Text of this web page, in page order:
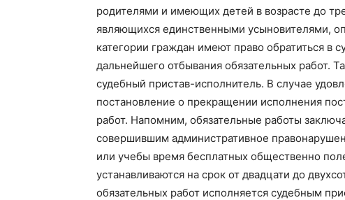
родителями и имеющих детей в возрасте до
являющихся единственными усыновителями,
категории граждан имеют право обратиться в
дальнейшего отбывания обязательных работ.
судебный пристав-исполнитель. В случае
постановление о прекращении исполнения
работ. Напомним, обязательные работы
совершившим административное
или учебы время бесплатных общественно
устанавливаются на срок от двадцати до
обязательных работ исполняется судебным